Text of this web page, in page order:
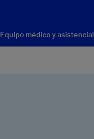
Equipo médico y asistencial